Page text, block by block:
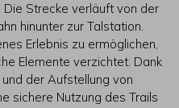
Die Strecke verläuft von der
hinunter zur Talstation.
Erlebnis zu ermöglichen,
Elemente verzichtet. Dank
der Aufstellung von
sichere Nutzung des Trails